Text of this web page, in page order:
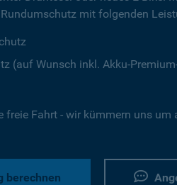
mit folgenden
(auf Wunsch inkl. Akku-
freie Fahrt - wir kümmern uns um
berechnen